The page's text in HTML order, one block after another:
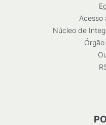
Acesso
Núcleo de